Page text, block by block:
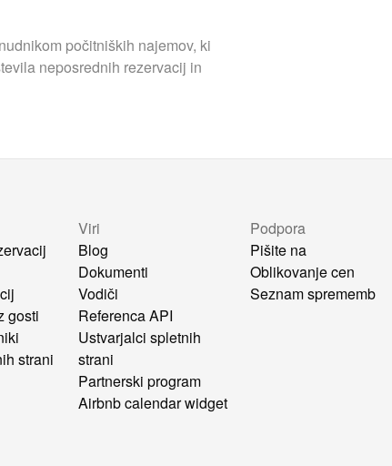
počitniških najemov, ki
neposrednih rezervacij in
gosti
strani
Viri
Blog
Dokumenti
Vodiči
Referenca API
Ustvarjalci spletnih
strani
Partnerski program
Airbnb calendar widget
Podpora
Pišite na
Oblikovanje cen
Seznam sprememb